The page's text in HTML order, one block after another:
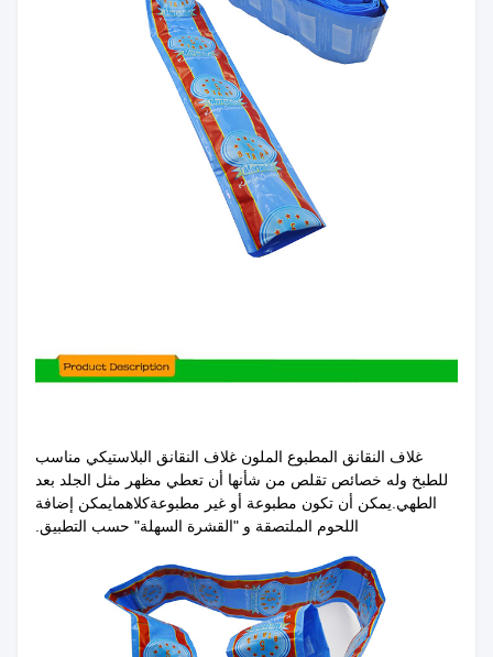
غلاف النقانق المطبوع الملون غلاف النقانق البلاستيكي مناسب
للطبخ وله خصائص تقلص من شأنها أن تعطي مظهر مثل الجلد بعد
الطهي.يمكن أن تكون مطبوعة أو غير مطبوعةكلاهمايمكن إضافة
اللحوم الملتصقة و "القشرة السهلة" حسب التطبيق.